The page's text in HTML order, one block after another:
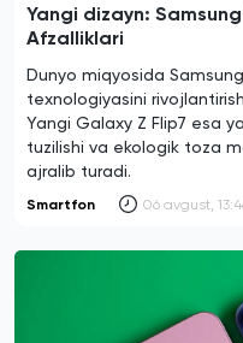
Yangi dizayn:
Afzalliklari
Dunyo miqyosida
texnologiyasini
Yangi Galaxy Z Flip7 esa
tuzilishi va ekologik toza
ajralib turadi.
Smartfon 06 avgust,